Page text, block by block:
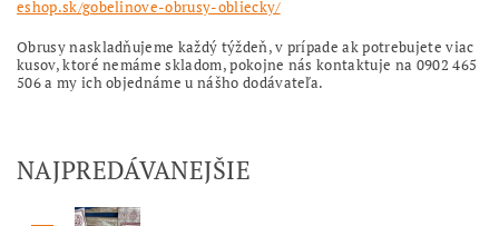
eshop.sk/gobelinove-obrusy-obliecky/
Obrusy naskladňujeme každý týždeň, v prípade ak potrebujete viac
kusov, ktoré nemáme skladom, pokojne nás kontaktuje na 0902 465
506 a my ich objednáme u nášho dodávateľa.
NAJPREDÁVANEJŠIE